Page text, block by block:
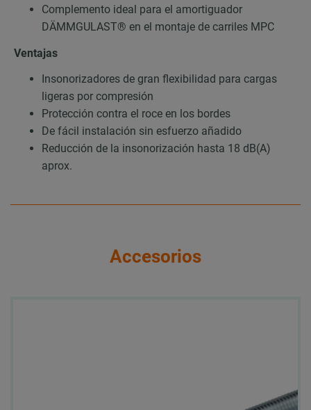
Complemento ideal para el amortiguador
DÄMMGULAST® en el montaje de carriles MPC
Ventajas
Insonorizadores de gran flexibilidad para cargas
ligeras por compresión
Protección contra el roce en los bordes
De fácil instalación sin esfuerzo añadido
Reducción de la insonorización hasta 18 dB(A)
aprox.
Accesorios